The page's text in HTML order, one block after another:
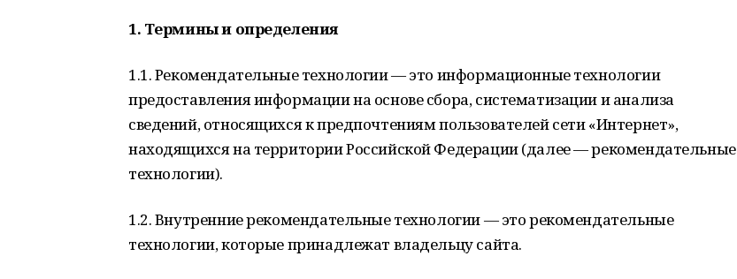
1. Термины и определения
1.1. Рекомендательные технологии — это информационные технологии
предоставления информации на основе сбора, систематизации и анализа
сведений, относящихся к предпочтениям пользователей сети «Интернет»,
находящихся на территории Российской Федерации (далее — рекомендательные
технологии).
1.2. Внутренние рекомендательные технологии — это рекомендательные
технологии, которые принадлежат владельцу сайта.